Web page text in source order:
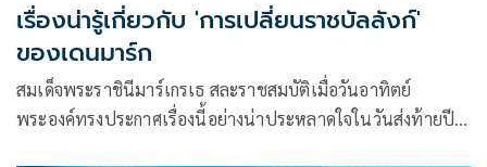
เรื่องน่ารู้เกี่ยวกับ 'การเปลี่ยนราชบัลลังก์'
ของเดนมาร์ก
สมเด็จพระราชินีมาร์เกรเธ สละราชสมบัติเมื่อวันอาทิตย์
พระองค์ทรงประกาศเรื่องนี้อย่างน่าประหลาดใจในวันส่งท้ายปี